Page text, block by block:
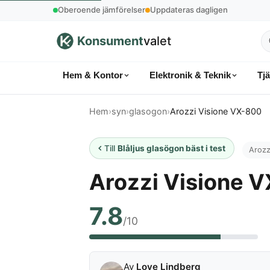
Oberoende jämförelser Uppdateras dagligen
Konsumentvalet
Hem & Kontor Elektronik & Teknik
Hem›syn›glasogon›Arozzi Visione VX-800
TillBlåljus glasögon bäst i test
Arozzi Visione
7.8/10
Av Love Lindberg